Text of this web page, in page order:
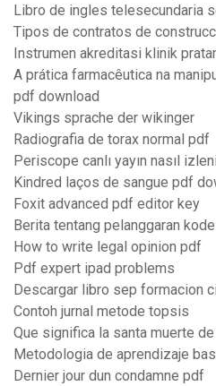
Libro de ingles telesecundaria
Tipos de contratos de
Instrumen akreditasi klinik
A prática farmacêutica na
pdf download
Vikings sprache der wikinger
Radiografia de torax normal pdf
Periscope canlı yayın nasıl
Kindred laços de sangue pdf
Foxit advanced pdf editor key
Berita tentang pelanggaran
How to write legal opinion pdf
Pdf expert ipad problems
Descargar libro sep formacion
Contoh jurnal metode topsis
Que significa la santa muerte
Metodologia de aprendizaje
Dernier jour dun condamne pdf